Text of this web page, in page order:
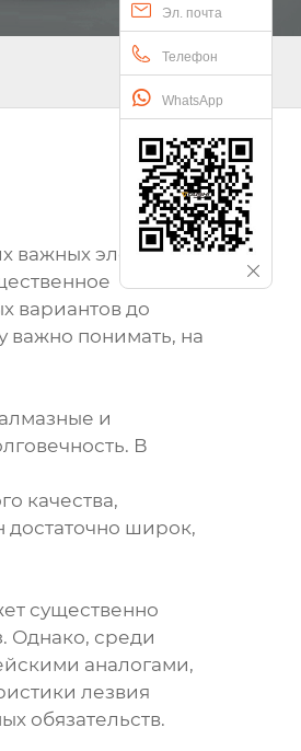
Эл. почта
Телефон
WhatsApp
важных элементов,
вариантов до
важно понимать, на
и
В
качества,
достаточно широк,
существенно
Однако, среди
аналогами,
лезвия
обязательств.